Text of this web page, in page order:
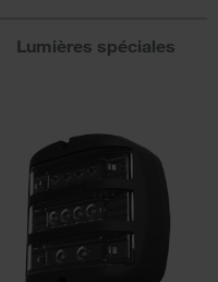
Lumières spéciales